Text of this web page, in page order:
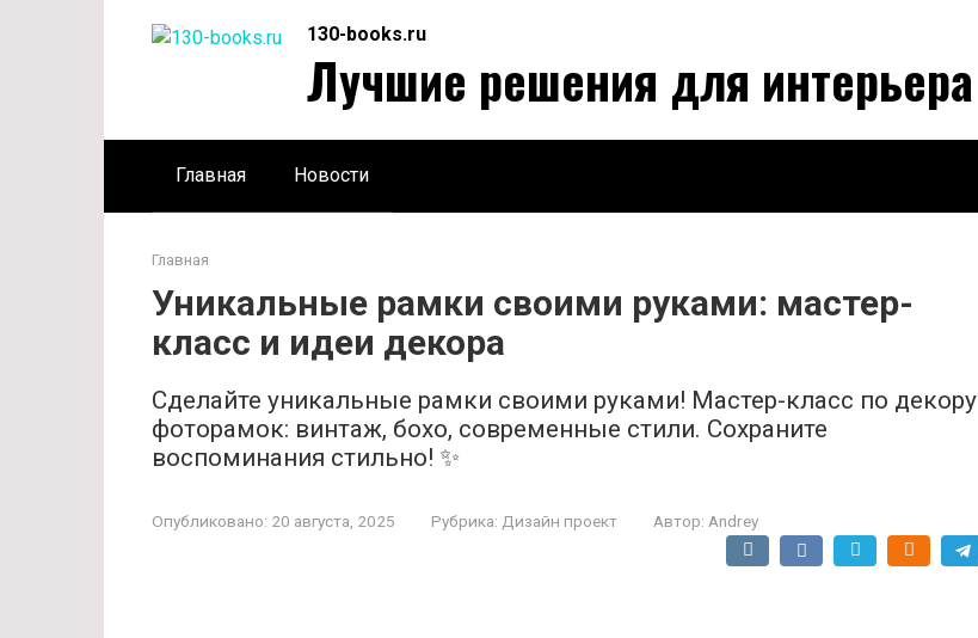
130-books.ru
Лучшие решения для интерьера
Главная Новости
Главная
Уникальные рамки своими руками: мастер-
класс и идеи декора
Сделайте уникальные рамки своими руками! Мастер-класс по декору
фоторамок: винтаж, бохо, современные стили. Сохраните
воспоминания стильно! ✨
Опубликовано: 20 августа, 2025 Рубрика: Дизайн проект Автор: Andrey